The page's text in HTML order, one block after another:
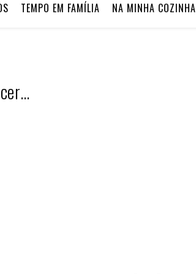
TEMPO EM FAMÍLIA NA MINHA COZINHA